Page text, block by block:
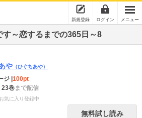
新規登録 ログイン メニュー
～恋するまでの365日～8
や （ひぐちあや）
ジ 100pt
23巻まで配信
気に入り登録中
無料試し読み